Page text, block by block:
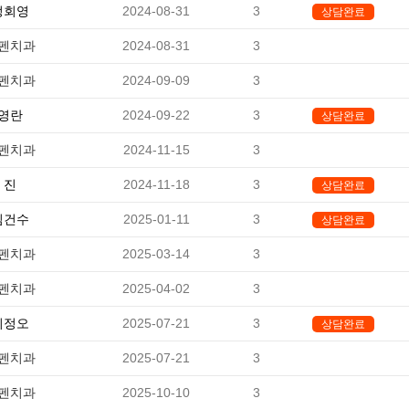
회영 2024-08-31 3 상담완료
치과 2024-08-31 3
치과 2024-09-09 3
란 2024-09-22 3 상담완료
치과 2024-11-15 3
진 2024-11-18 3 상담완료
건수 2025-01-11 3 상담완료
치과 2025-03-14 3
치과 2025-04-02 3
정오 2025-07-21 3 상담완료
치과 2025-07-21 3
치과 2025-10-10 3